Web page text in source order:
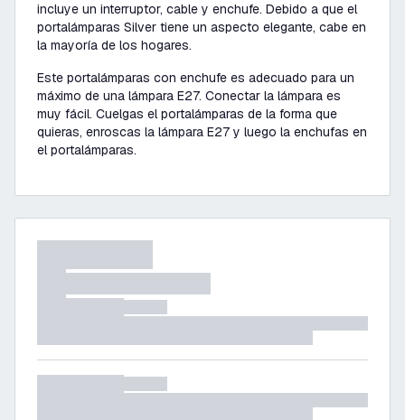
incluye un interruptor, cable y enchufe. Debido a que el
portalámparas Silver tiene un aspecto elegante, cabe en
la mayoría de los hogares.
Este portalámparas con enchufe es adecuado para un
máximo de una lámpara E27. Conectar la lámpara es
muy fácil. Cuelgas el portalámparas de la forma que
quieras, enroscas la lámpara E27 y luego la enchufas en
el portalámparas.